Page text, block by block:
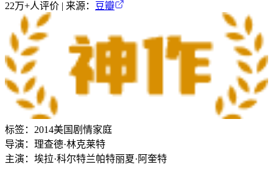
22万+人评价 | 来源： 豆瓣
标签： 2014美国剧情家庭
导演： 理查德·林克莱特
主演： 埃拉·科尔特兰帕特丽夏·阿奎特